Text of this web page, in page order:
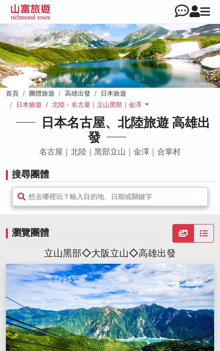
首頁 團體旅遊 高雄出發
日本旅遊
日本旅遊 / 北陸－名古屋｜立山黑部｜金澤
日本名古屋、北陸旅遊 高雄出
發
名古屋｜北陸｜黑部立山｜金澤｜合掌村
搜尋團體
想去哪裡玩？輸入目的地、日期或關鍵字
瀏覽團體
立山黑部◇大阪立山◇高雄出發